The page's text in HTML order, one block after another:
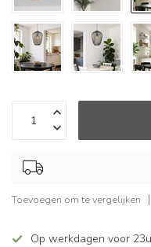
Toevoegen om te vergelijken
Op werkdagen voor